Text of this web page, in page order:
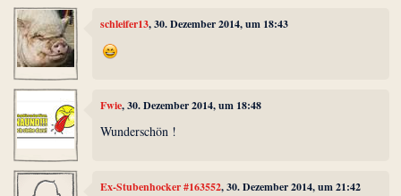
schleifer13, 30. Dezember 2014, um 18:43
Fwie, 30. Dezember 2014, um 18:48
Wunderschön !
Ex-Stubenhocker #163552, 30. Dezember 2014, um 21:42